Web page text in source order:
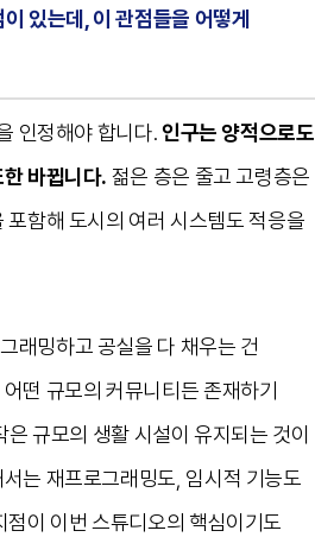
있는데, 이 관점들을 어떻게
인정해야 합니다.인구는 양적으로도
바뀝니다. 젊은 층은 줄고 고령층은
함해 도시의 여러 시스템도 적응을
래밍하고 공실을 다 채우는 건
떤 규모의 커뮤니티든 존재하기
규모의 생활 시설이 유지되는 것이
는 재프로그래밍도, 임시적 기능도
점이 이번 스튜디오의 핵심이기도